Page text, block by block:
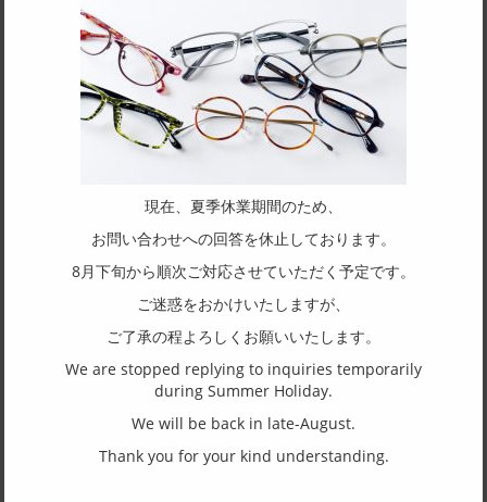
AUTHOR
More
現在、夏季休業期間のため、
お問い合わせへの回答を休止しております。
8月下旬から順次ご対応させていただく予定です。
ご迷惑をおかけいたしますが、
ご了承の程よろしくお願いいたします。
We are stopped replying to inquiries temporarily
during Summer Holiday.
We will be back in late-August.
Thank you for your kind understanding.